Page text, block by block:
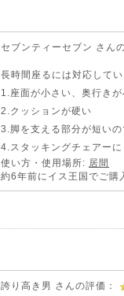
セブンティーセブン さん
長時間座るには対応して
1.座面が小さい、奥行きが
2.クッションが硬い
3.脚を支える部分が短いの
4.スタッキングチェアーに
使い方・使用場所: 居間
約6年前にイス王国でご購
誇り高き男 さんの評価：